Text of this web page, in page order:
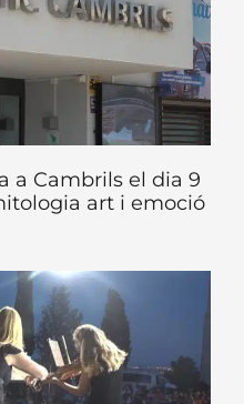
a Cambrils el dia 9
art i emoció